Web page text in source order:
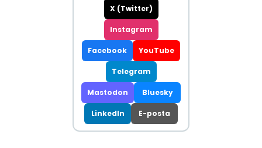
X (Twitter)
Instagram
Facebook YouTube
Telegram
Mastodon Bluesky
LinkedIn E-posta